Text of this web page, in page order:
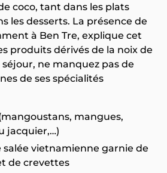
coco, tant dans les plats
les desserts. La présence de
à Ben Tre, explique cet
produits dérivés de la noix de
ne manquez pas de
de ses spécialités
mangues,
jacquier,…)
salée vietnamienne garnie de
de crevettes